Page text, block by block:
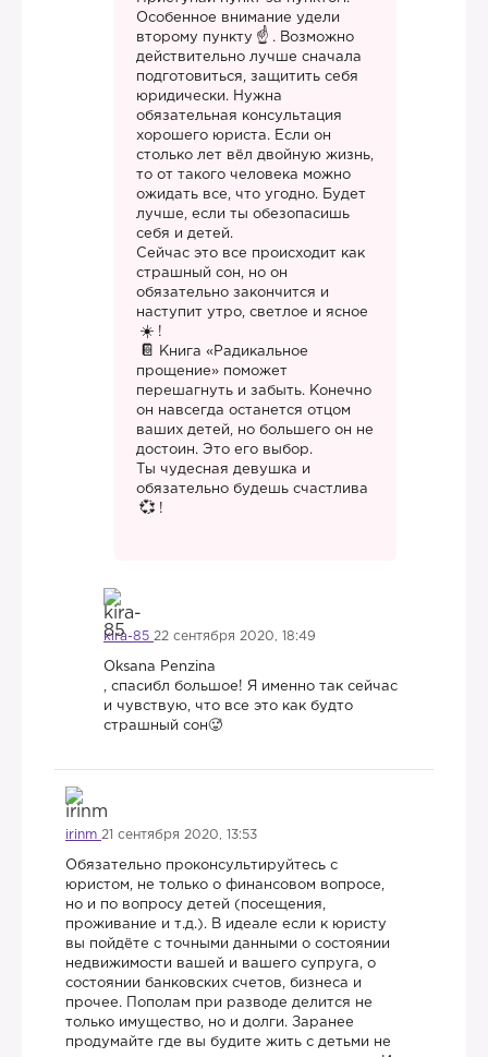
Особенное внимание удели
второму пункту
. Возможно
действительно лучше сначала
подготовиться, защитить себя
юридически. Нужна
обязательная консультация
хорошего юриста. Если он
столько лет вёл двойную жизнь,
то от такого человека можно
ожидать все, что угодно. Будет
лучше, если ты обезопасишь
себя и детей.
Сейчас это все происходит как
страшный сон, но он
обязательно закончится и
наступит утро, светлое и ясное
!
Книга «Радикальное
прощение» поможет
перешагнуть и забыть. Конечно
он навсегда останется отцом
ваших детей, но большего он не
достоин. Это его выбор.
Ты чудесная девушка и
обязательно будешь счастлива
!
kira-85 22 сентября 2020, 18:49
Oksana Penzina
, спасибл большое! Я именно так сейчас
и чувствую, что все это как будто
страшный сон🥵
irinm 21 сентября 2020, 13:53
Обязательно проконсультируйтесь с
юристом, не только о финансовом вопросе,
но и по вопросу детей (посещения,
проживание и т.д.). В идеале если к юристу
вы пойдёте с точными данными о состоянии
недвижимости вашей и вашего супруга, о
состоянии банковских счетов, бизнеса и
прочее. Пополам при разводе делится не
только имущество, но и долги. Заранее
продумайте где вы будите жить с детьми не